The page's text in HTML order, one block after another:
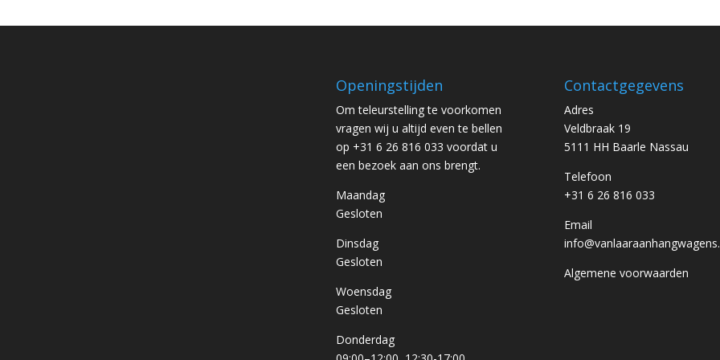
Openingstijden
Om teleurstelling te voorkomen
vragen wij u altijd even te bellen
op +31 6 26 816 033 voordat u
een bezoek aan ons brengt.
Maandag
Gesloten
Dinsdag
Gesloten
Woensdag
Gesloten
Donderdag
Contactgegevens
Adres
Veldbraak 19
5111 HH Baarle Nassau
Telefoon
+31 6 26 816 033
Email
Algemene voorwaarden